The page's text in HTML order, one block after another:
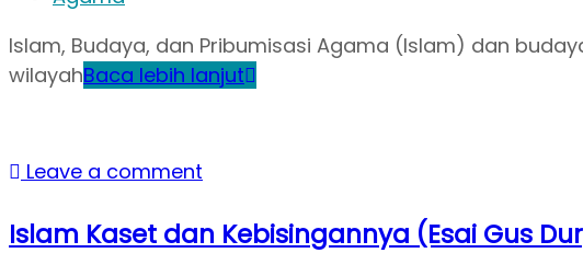
Islam, Budaya, dan Pribumisasi Agama (Islam) dan
wilayahBaca lebih lanjut
Leave a comment
Islam Kaset dan Kebisingannya (Esai Gus